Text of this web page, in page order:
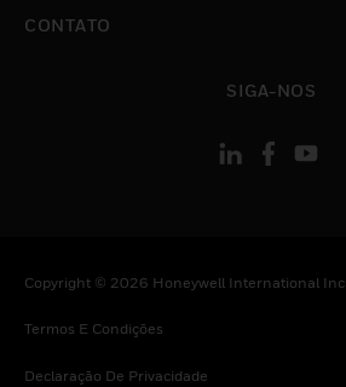
CONTATO
SIGA-NOS
Copyright © 2026 Honeywell International Inc
Termos E Condições
Declaração De Privacidade